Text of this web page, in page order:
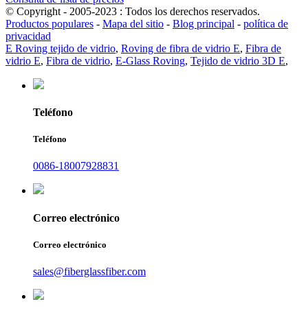
© Copyright - 2005-2023 : Todos los derechos reservados.
Productos populares - Mapa del sitio - Blog principal - política de
privacidad
E Roving tejido de vidrio, Roving de fibra de vidrio E, Fibra de
vidrio E, Fibra de vidrio, E-Glass Roving, Tejido de vidrio 3D E,
Teléfono
Teléfono
0086-18007928831
Correo electrónico
Correo electrónico
sales@fiberglassfiber.com